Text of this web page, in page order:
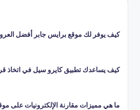
كيف يوفر لك موقع برايس جابر أفضل
كيف يساعدك تطبيق كايرو سيل في اتخاذ
ما هي مميزات مقارنة الإلكترونيات على